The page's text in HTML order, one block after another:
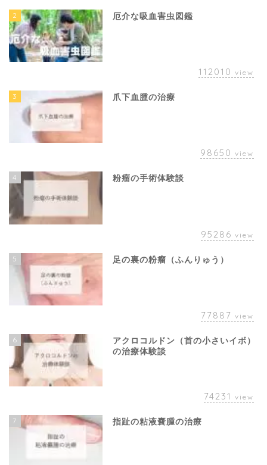
2 厄介な吸血害虫図鑑
112010 view
3 爪下血腫の治療
98650 view
4 粉瘤の手術体験談
95286 view
5 足の裏の粉瘤（ふんりゅう）
77887 view
6
アクロコルドン（首の小さいイボ）
の治療体験談
74231 view
7 指趾の粘液嚢腫の治療